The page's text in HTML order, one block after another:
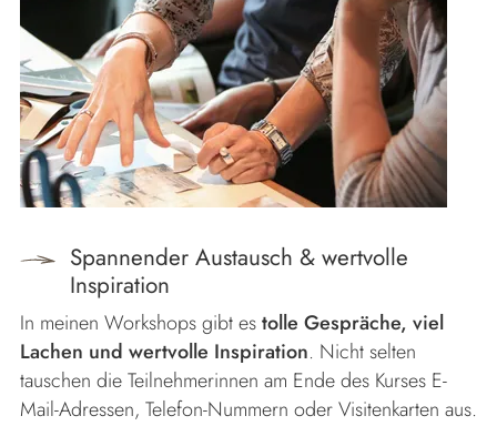
Spannender Austausch & wertvolle
Inspiration
In meinen Workshops gibt estolle Gespräche, viel
Lachen und wertvolle Inspiration. Nicht selten
tauschen die Teilnehmerinnen am Ende des Kurses E-
Mail-Adressen, Telefon-Nummern oder Visitenkarten aus.